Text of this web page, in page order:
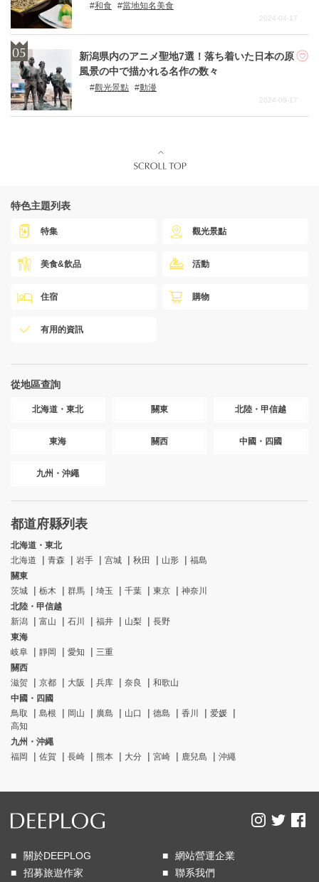
和食 當地知名美食
2024-04-17
新潟県内のアニメ聖地7選！落ち着いた日本の原
風景の中で描かれる名作の数々
觀光景點 動漫
2024-09-17
特色主題列表
特集 觀光景點
美食&飲品 活動
住宿 購物
有用的資訊
從地區查詢
北海道・東北 關東 北陸・甲信越
東海 關西 中國・四國
九州・沖繩
都道府縣列表
北海道・東北
北海道
青森 岩手 宫城 秋田 山形
福島
關東
茨城
栃木 群馬 埼玉 千葉 東京
神奈川
北陸・甲信越
新潟
富山 石川 福井 山梨
長野
東海
岐阜
靜岡 愛知
三重
關西
滋贺
京都 大阪 兵库 奈良
和歌山
中國・四國
鳥取
島根 岡山 廣島 山口 德島 香川
爱媛
高知
九州・沖繩
福岡
佐賀 長崎 熊本 大分 宮崎 鹿兒島 沖繩
關於DEEPLOG
網站營運企業
招募旅遊作家
聯系我們